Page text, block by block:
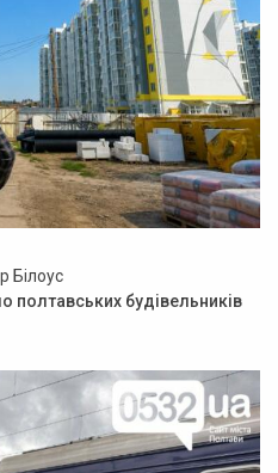
Білоус
полтавських будівельників